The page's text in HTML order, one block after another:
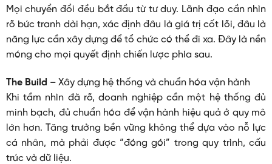
Mọi chuyển đổi đều bắt đầu từ tư duy. Lãnh đạo cần nhìn
rõ bức tranh dài hạn, xác định đâu là giá trị cốt lõi, đâu là
năng lực cần xây dựng để tổ chức có thể đi xa. Đây là nền
móng cho mọi quyết định chiến lược phía sau.
The Build – Xây dựng hệ thống và chuẩn hóa vận hành
Khi tầm nhìn đã rõ, doanh nghiệp cần một hệ thống đủ
minh bạch, đủ chuẩn hóa để vận hành hiệu quả ở quy mô
lớn hơn. Tăng trưởng bền vững không thể dựa vào nỗ lực
cá nhân, mà phải được “đóng gói” trong quy trình, cấu
trúc và dữ liệu.